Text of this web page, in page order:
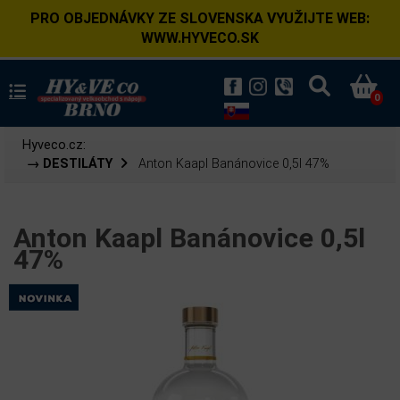
PRO OBJEDNÁVKY ZE SLOVENSKA VYUŽIJTE WEB:
WWW.HYVECO.SK
0
Hyveco.cz:
→ DESTILÁTY
Anton Kaapl Banánovice 0,5l 47%
Anton Kaapl Banánovice 0,5l
47%